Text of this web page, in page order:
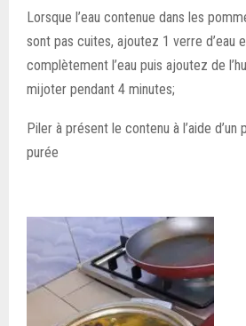
Lorsque l’eau contenue dans les
sont pas cuites, ajoutez 1 verre d’eau
complètement l’eau puis ajoutez de
mijoter pendant 4 minutes;
Piler à présent le contenu à l’aide d’un
purée